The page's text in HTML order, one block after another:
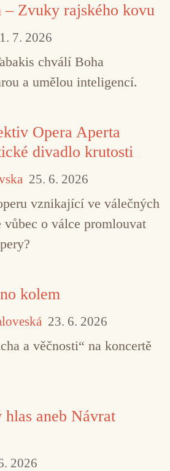
Meteorismo Miroslav Tóth
– Zvuky rajského kovu
1. 7. 2026
chválí Boha
a umělou inteligencí.
Opera Aperta
divadlo krutosti
25. 6. 2026
vznikající ve válečných
vůbec o válce promlouvat
kolem
23. 6. 2026
a věčnosti“ na koncertě
aneb Návrat
2026